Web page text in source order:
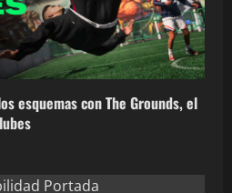
esquemas con The Grounds, el